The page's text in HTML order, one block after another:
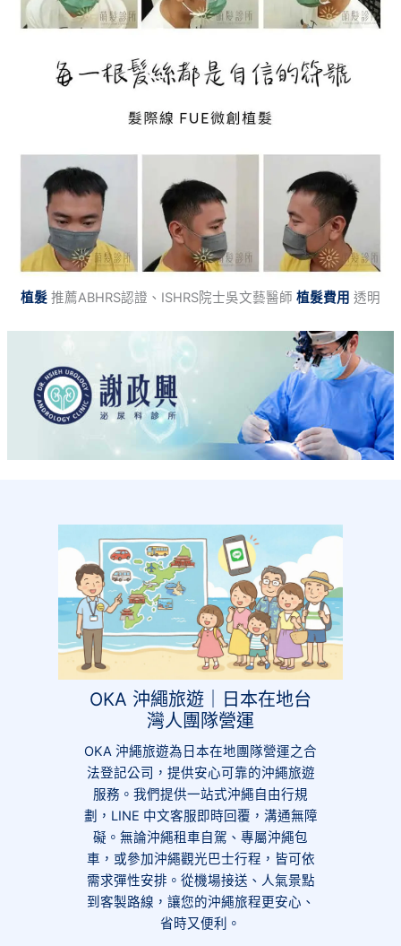
植髮 推薦ABHRS認證、ISHRS院士吳文藝醫師 植髮費用 透明
OKA 沖繩旅遊｜日本在地台
灣人團隊營運
OKA 沖繩旅遊為日本在地團隊營運之合
法登記公司，提供安心可靠的沖繩旅遊
服務。我們提供一站式沖繩自由行規
劃，LINE 中文客服即時回覆，溝通無障
礙。無論沖繩租車自駕、專屬沖繩包
車，或參加沖繩觀光巴士行程，皆可依
需求彈性安排。從機場接送、人氣景點
到客製路線，讓您的沖繩旅程更安心、
省時又便利。